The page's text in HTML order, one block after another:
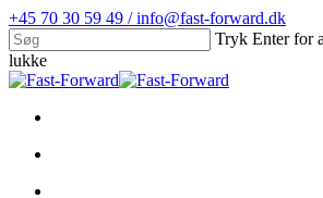
Skip
to
main
content
+45 70 30 59 49 / info@fast-forward.dk
Tryk Enter for
lukke
Close